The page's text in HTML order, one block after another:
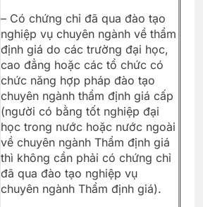
– Có chứng chỉ đã qua đào tạo
nghiệp vụ chuyên ngành về thẩm
định giá do các trường đại học,
cao đẳng hoặc các tổ chức có
chức năng hợp pháp đào tạo
chuyên ngành thẩm định giá cấp
(người có bằng tốt nghiệp đại
học trong nước hoặc nước ngoài
về chuyên ngành Thẩm định giá
thì không cần phải có chứng chỉ
đã qua đào tạo nghiệp vụ
chuyên ngành Thẩm định giá).